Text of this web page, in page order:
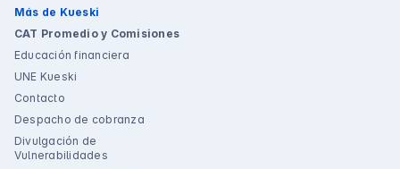
Más de Kueski
CAT Promedio y Comisiones
Educación financiera
UNE Kueski
Contacto
Despacho de cobranza
Divulgación de
Vulnerabilidades